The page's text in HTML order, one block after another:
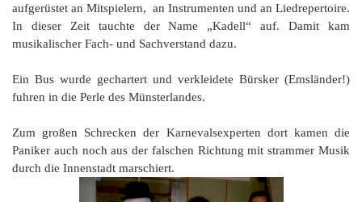
aufgerüstet an Mitspielern, an Instrumenten und an Liedrepertoire.
In dieser Zeit tauchte der Name „Kadell“ auf. Damit kam
musikalischer Fach- und Sachverstand dazu.
Ein Bus wurde gechartert und verkleidete Bürsker (Emsländer!)
fuhren in die Perle des Münsterlandes.
Zum großen Schrecken der Karnevalsexperten dort kamen die
Paniker auch noch aus der falschen Richtung mit strammer Musik
durch die Innenstadt marschiert.